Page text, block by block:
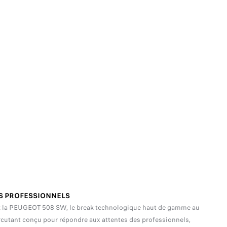
PROFESSIONNELS
la PEUGEOT 508 SW, le break technologique haut de gamme au
conçu pour répondre aux attentes des professionnels,